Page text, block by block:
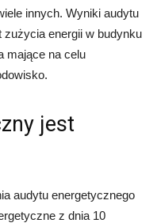
innych. Wyniki audytu
energii w budynku
mające na celu
jest
audytu energetycznego
z dnia 10